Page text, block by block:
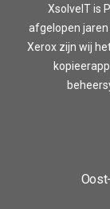
XsolveIT is
afgelopen
Xerox zijn wij